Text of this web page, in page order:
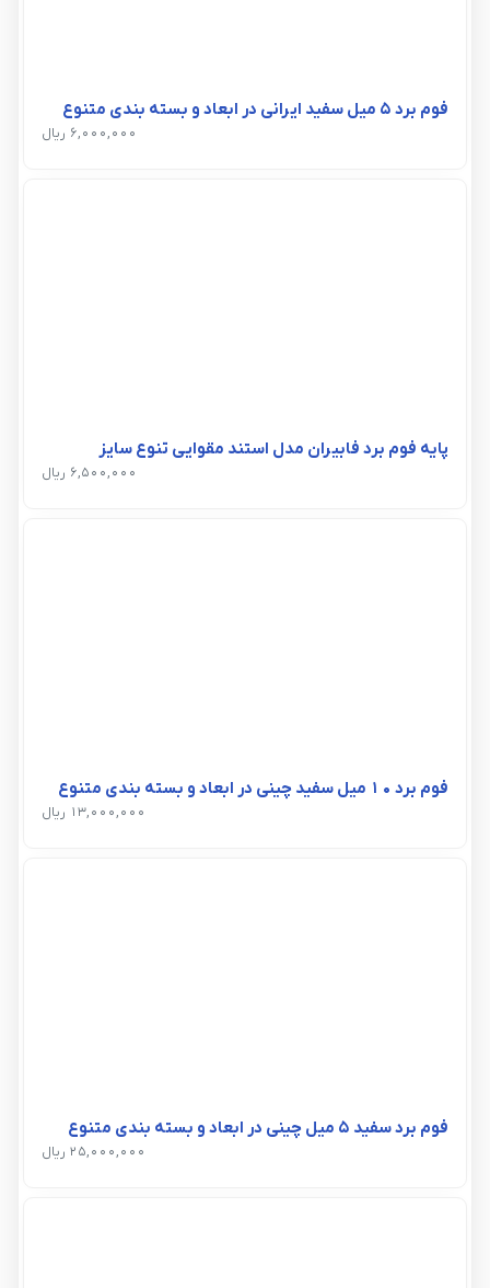
فوم برد 5 میل سفید ایرانی در ابعاد و بسته بندی متنوع
6,000,000 ریال
پایه فوم برد فابیران مدل استند مقوایی تنوع سایز
6,500,000 ریال
فوم برد 10 میل سفید چینی در ابعاد و بسته بندی متنوع
13,000,000 ریال
فوم برد سفید 5 میل چینی در ابعاد و بسته بندی متنوع
25,000,000 ریال